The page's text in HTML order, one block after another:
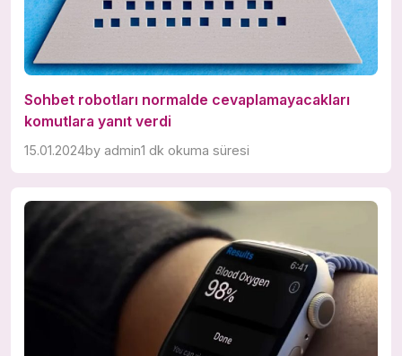
Sohbet robotları normalde cevaplamayacakları
komutlara yanıt verdi
15.01.2024by admin1 dk okuma süresi